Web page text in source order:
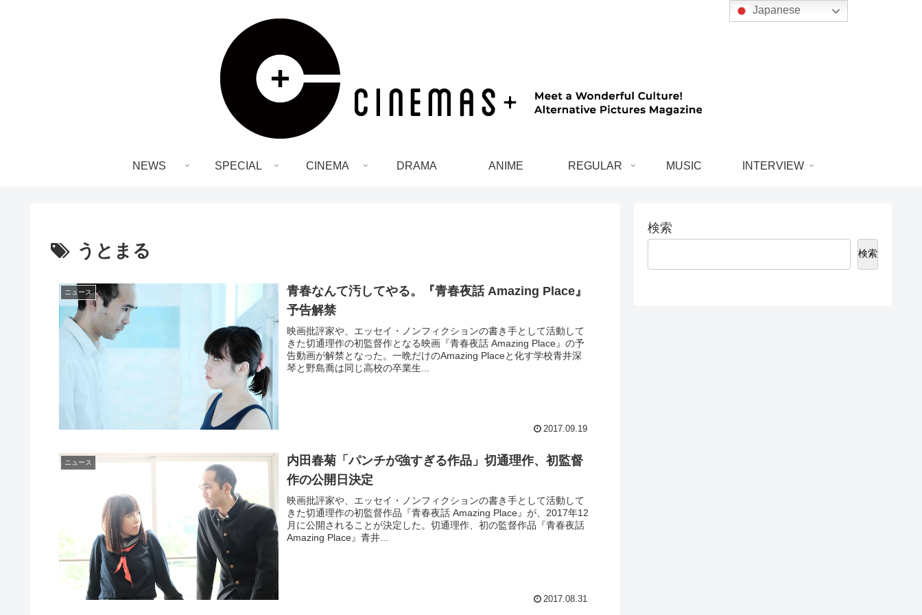
NEWS SPECIAL CINEMA DRAMA ANIME REGULAR MUSIC INTERVIEW
うとまる
ニュース
青春なんて汚してやる。『青春夜話 Amazing Place』
予告解禁
映画批評家や、エッセイ・ノンフィクションの書き手として活動して
きた切通理作の初監督作となる映画『青春夜話 Amazing Place』の予
告動画が解禁となった。一晩だけのAmazing Placeと化す学校青井深
琴と野島喬は同じ高校の卒業生...
2017.09.19
ニュース
内田春菊「パンチが強すぎる作品」切通理作、初監督
作の公開日決定
映画批評家や、エッセイ・ノンフィクションの書き手として活動して
きた切通理作の初監督作品『青春夜話 Amazing Place』が、2017年12
月に公開されることが決定した。切通理作、初の監督作品『青春夜話
Amazing Place』青井...
2017.08.31
検索
検索
Japanese